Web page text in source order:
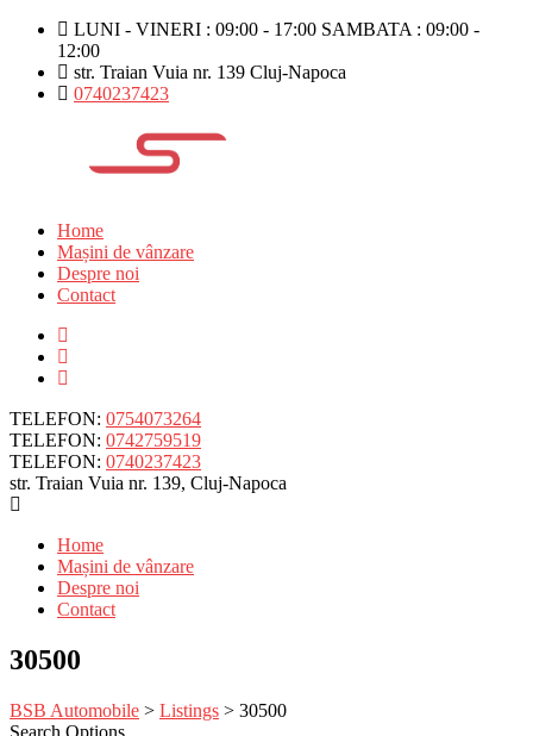
LUNI - VINERI : 09:00 - 17:00 SAMBATA : 09:00 -
12:00
str. Traian Vuia nr. 139 Cluj-Napoca
0740237423
Home
Mașini de vânzare
Despre noi
Contact
TELEFON: 0754073264
TELEFON: 0742759519
TELEFON: 0740237423
str. Traian Vuia nr. 139, Cluj-Napoca
Home
Mașini de vânzare
Despre noi
Contact
30500
BSB Automobile > Listings > 30500
Search Options